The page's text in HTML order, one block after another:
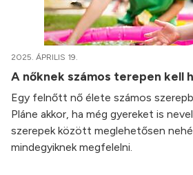
2025. ÁPRILIS 19.
A nőknek számos terepen kell
Egy felnőtt nő élete számos
Pláne akkor, ha még gyereket is
szerepek között meglehetősen
mindegyiknek megfelelni.